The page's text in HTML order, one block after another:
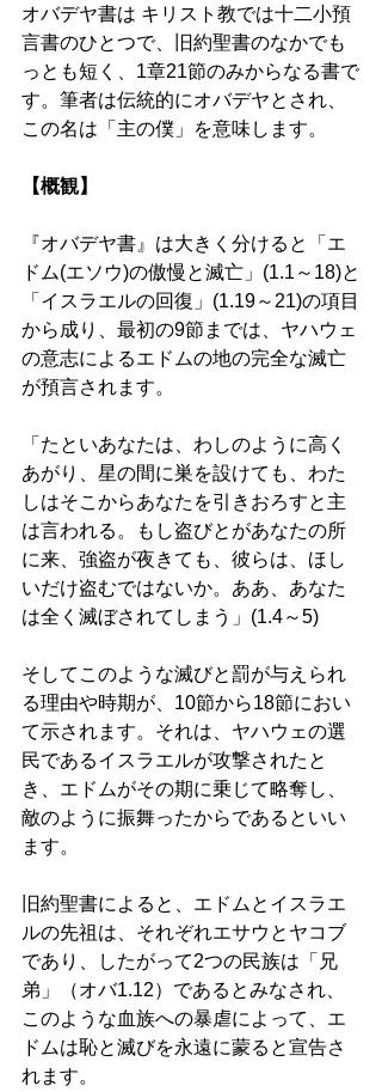
オバデヤ書は キリスト教では十二小預
言書のひとつで、旧約聖書のなかでも
っとも短く、1章21節のみからなる書で
す。筆者は伝統的にオバデヤとされ、
この名は「主の僕」を意味します。
【概観】
『オバデヤ書』は大きく分けると「エ
ドム(エソウ)の傲慢と滅亡」(1.1～18)と
「イスラエルの回復」(1.19～21)の項目
から成り、最初の9節までは、ヤハウェ
の意志によるエドムの地の完全な滅亡
が預言されます。
「たといあなたは、わしのように高く
あがり、星の間に巣を設けても、わた
しはそこからあなたを引きおろすと主
は言われる。もし盗びとがあなたの所
に来、強盗が夜きても、彼らは、ほし
いだけ盗むではないか。ああ、あなた
は全く滅ぼされてしまう」(1.4～5)
そしてこのような滅びと罰が与えられ
る理由や時期が、10節から18節におい
て示されます。それは、ヤハウェの選
民であるイスラエルが攻撃されたと
き、エドムがその期に乗じて略奪し、
敵のように振舞ったからであるといい
ます。
旧約聖書によると、エドムとイスラエ
ルの先祖は、それぞれエサウとヤコブ
であり、したがって2つの民族は「兄
弟」（オバ1.12）であるとみなされ、
このような血族への暴虐によって、エ
ドムは恥と滅びを永遠に蒙ると宣告さ
れます。